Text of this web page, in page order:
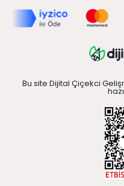
Bu site Dijital Çiçekci